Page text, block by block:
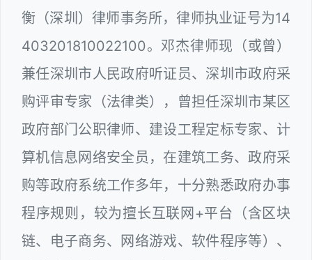
衡（深圳）律师事务所，律师执业证号为14
403201810022100。邓杰律师现（或曾）
兼任深圳市人民政府听证员、深圳市政府采
购评审专家（法律类），曾担任深圳市某区
政府部门公职律师、建设工程定标专家、计
算机信息网络安全员，在建筑工务、政府采
购等政府系统工作多年，十分熟悉政府办事
程序规则，较为擅长互联网+平台（含区块
链、电子商务、网络游戏、软件程序等）、